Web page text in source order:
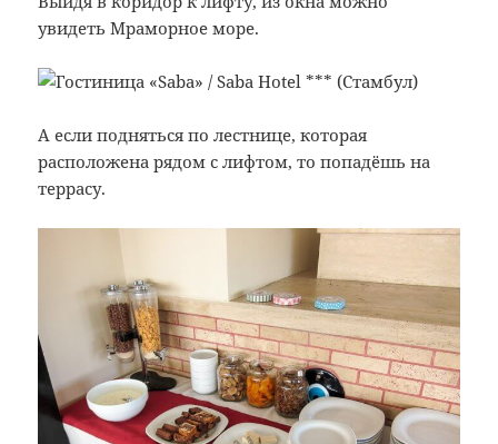
увидеть Мраморное море.
А если подняться по лестнице, которая
расположена рядом с лифтом, то попадёшь на
террасу.